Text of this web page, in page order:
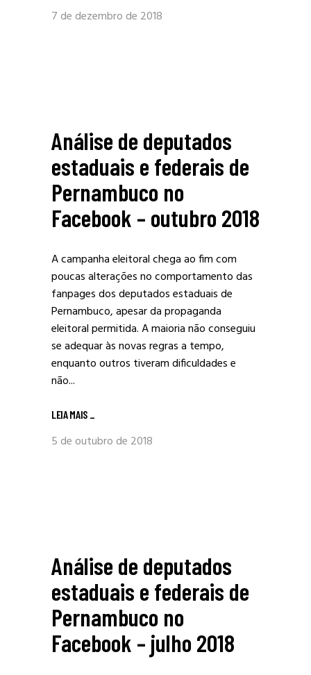
7 de dezembro de 2018
Análise de deputados
estaduais e federais de
Pernambuco no
Facebook – outubro 2018
A campanha eleitoral chega ao fim com
poucas alterações no comportamento das
fanpages dos deputados estaduais de
Pernambuco, apesar da propaganda
eleitoral permitida. A maioria não conseguiu
se adequar às novas regras a tempo,
enquanto outros tiveram dificuldades e
não...
LEIA MAIS _
5 de outubro de 2018
Análise de deputados
estaduais e federais de
Pernambuco no
Facebook – julho 2018